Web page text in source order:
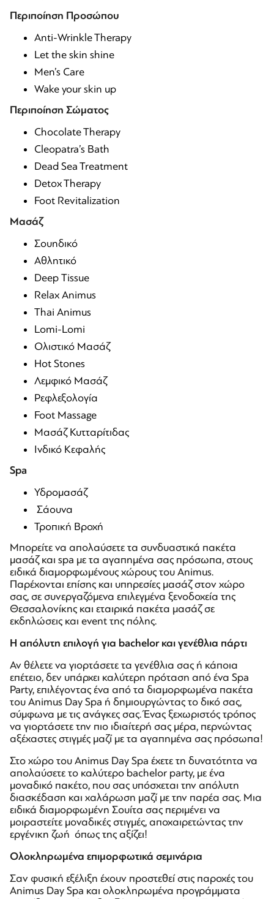
Περιποίηση Προσώπου
Anti-Wrinkle Therapy
Let the skin shine
Men’s Care
Wake your skin up
Περιποίηση Σώματος
Chocolate Therapy
Cleopatra’s Bath
Dead Sea Treatment
Detox Therapy
Foot Revitalization
Μασάζ
Σουηδικό
Αθλητικό
Deep Τissue
Relax Animus
Thai Αnimus
Lomi-Lomi
Ολιστικό Μασάζ
Hot Stones
Λεμφικό Mασάζ
Ρεφλεξολογία
Foot Massage
Μασάζ Κυτταρίτιδας
Ινδικό Κεφαλής
Spa
Υδρομασάζ
Σάουνα
Τροπική Βροχή
Μπορείτε να απολαύσετε τα συνδυαστικά πακέτα
μασάζ και spa με τα αγαπημένα σας πρόσωπα, στους
ειδικά διαμορφωμένους χώρους του Animus.
Παρέχονται επίσης και υπηρεσίες μασάζ στον χώρο
σας, σε συνεργαζόμενα επιλεγμένα ξενοδοχεία της
Θεσσαλονίκης και εταιρικά πακέτα μασάζ σε
εκδηλώσεις και event της πόλης.
H απόλυτη επιλογή για bachelor και γενέθλια πάρτι
Αν θέλετε να γιορτάσετε τα γενέθλια σας ή κάποια
επέτειο, δεν υπάρχει καλύτερη πρόταση από ένα Spa
Party, επιλέγοντας ένα από τα διαμορφωμένα πακέτα
του Animus Day Spa ή δημιουργώντας το δικό σας,
σύμφωνα με τις ανάγκες σας. Ένας ξεχωριστός τρόπος
να γιορτάσετε την πιο ιδιαίτερή σας μέρα, περνώντας
αξέχαστες στιγμές μαζί με τα αγαπημένα σας πρόσωπα!
Στο χώρο του Animus Day Spa έχετε τη δυνατότητα να
απολαύσετε το καλύτερο bachelor party, με ένα
μοναδικό πακέτο, που σας υπόσχεται την απόλυτη
διασκέδαση και χαλάρωση μαζί με την παρέα σας. Μια
ειδικά διαμορφωμένη Σουίτα σας περιμένει να
μοιραστείτε μοναδικές στιγμές, αποχαιρετώντας την
εργένικη ζωή όπως της αξίζει!
Ολοκληρωμένα επιμορφωτικά σεμινάρια
Σαν φυσική εξέλιξη έχουν προστεθεί στις παροχές του
Animus Day Spa και ολοκληρωμένα προγράμματα